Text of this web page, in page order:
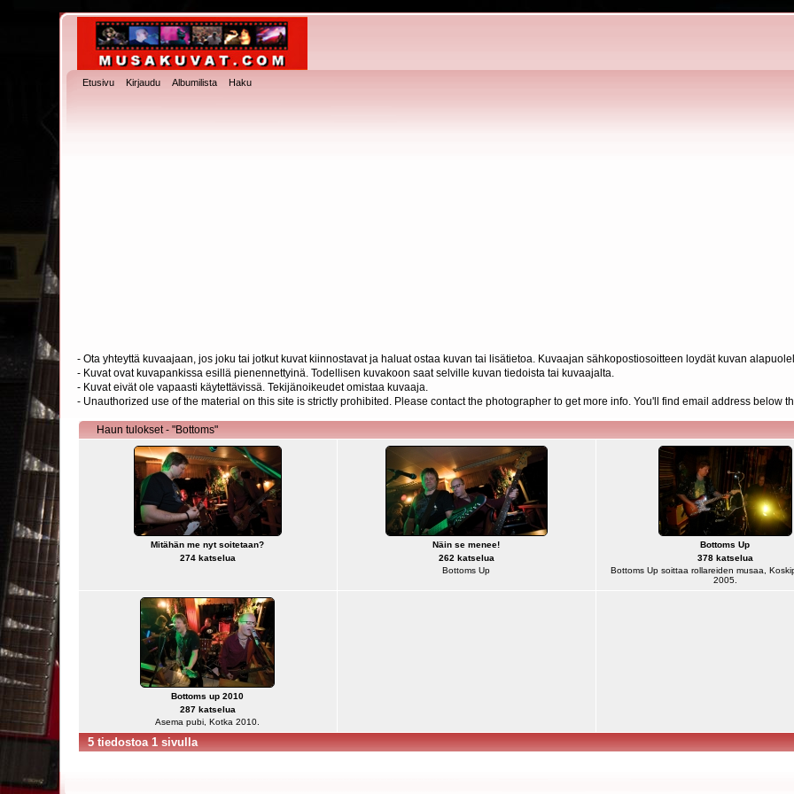
Etusivu Kirjaudu Albumilista Haku
- Ota yhteyttä kuvaajaan, jos joku tai jotkut kuvat kiinnostavat ja haluat ostaa kuvan tai lisätietoa. Kuvaajan sähkopostiosoitteen loydät kuvan
- Kuvat ovat kuvapankissa esillä pienennettyinä. Todellisen kuvakoon saat selville kuvan tiedoista tai kuvaajalta.
- Kuvat eivät ole vapaasti käytettävissä. Tekijänoikeudet omistaa kuvaaja.
- Unauthorized use of the material on this site is strictly prohibited. Please contact the photographer to get more info. You'll find email address below
Haun tulokset - "Bottoms"
Mitähän me nyt soitetaan?
274 katselua
Näin se menee!
262 katselua
Bottoms Up
Bottoms Up
378 katselua
Bottoms Up soittaa rollareiden musaa,
2005.
Bottoms up 2010
287 katselua
Asema pubi, Kotka 2010.
5 tiedostoa 1 sivulla